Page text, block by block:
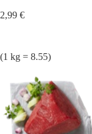
2,99 €
(1 kg = 8.55)